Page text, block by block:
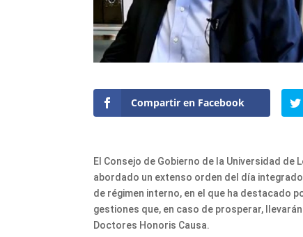
Compartir en Facebook
El Consejo de Gobierno de la Universidad de
abordado un extenso orden del día
de régimen interno, en el que ha destacado
gestiones que, en caso de prosperar,
Doctores Honoris Causa.